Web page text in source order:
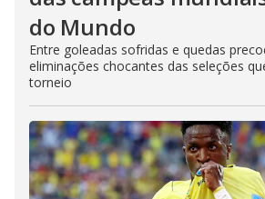
do Mundo
Entre goleadas sofridas e quedas
eliminações chocantes das seleções
torneio